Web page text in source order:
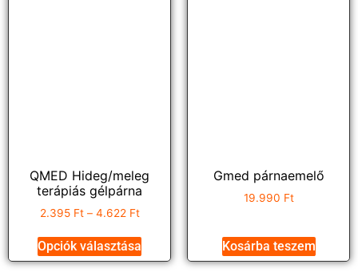
QMED Hideg/meleg
terápiás gélpárna
2.395 Ft – 4.622 Ft
Opciók választása
Gmed párnaemelő
19.990 Ft
Kosárba teszem